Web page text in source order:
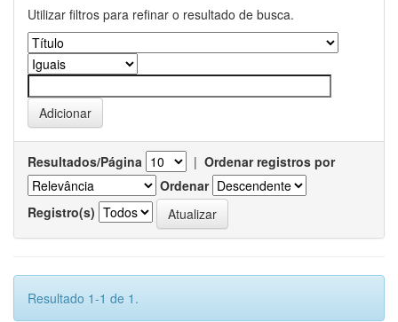
Utilizar filtros para refinar o resultado de busca.
Resultados/Página | Ordenar registros por
Ordenar
Registro(s)
Resultado 1-1 de 1.